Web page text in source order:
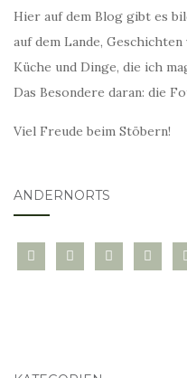
Hier auf dem Blog gibt es
auf dem Lande,
Küche und Dinge, die ich
Das Besondere daran: die
Viel Freude beim Stöbern!
ANDERNORTS
bloglovininstagramtwitter